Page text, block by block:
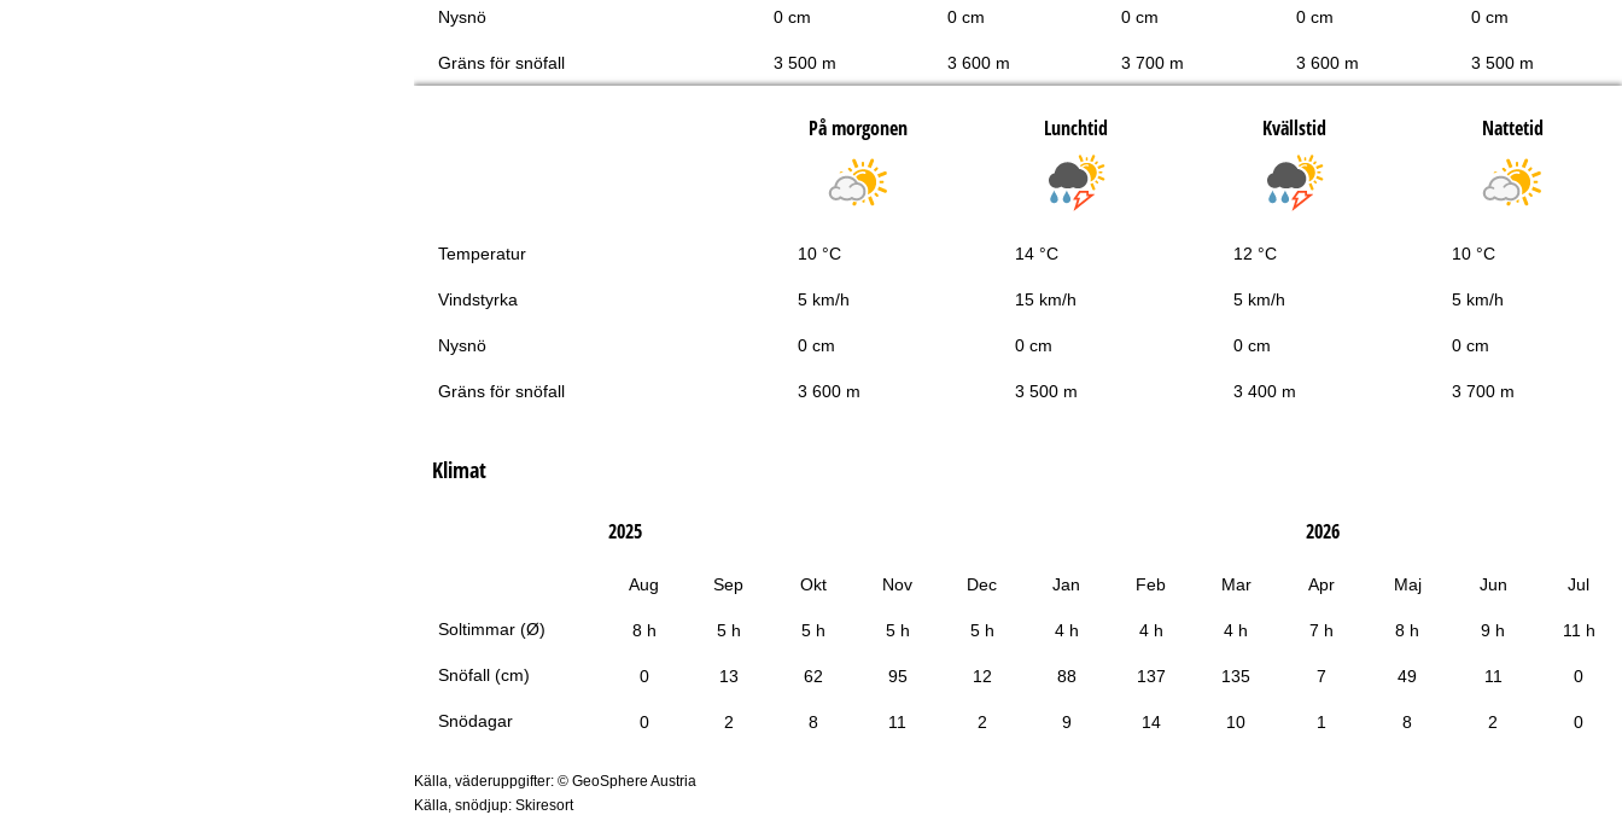
Nysnö 0 cm 0 cm 0 cm 0 cm 0 cm
Gräns för snöfall 3 500 m 3 600 m 3 700 m 3 600 m 3 500 m
På morgonen Lunchtid Kvällstid Nattetid
Temperatur 10 °C 14 °C 12 °C 10 °C
Vindstyrka 5 km/h 15 km/h 5 km/h 5 km/h
Nysnö 0 cm 0 cm 0 cm 0 cm
Gräns för snöfall 3 600 m 3 500 m 3 400 m 3 700 m
Klimat
Soltimmar (Ø)
Snöfall (cm)
Snödagar
2025 2026
Aug Sep Okt Nov Dec Jan Feb Mar Apr Maj Jun Jul
8 h 5 h 5 h 5 h 5 h 4 h 4 h 4 h 7 h 8 h 9 h 11 h
0 13 62 95 12 88 137 135 7 49 11 0
0 2 8 11 2 9 14 10 1 8 2 0
Källa, väderuppgifter: © GeoSphere Austria
Källa, snödjup: Skiresort